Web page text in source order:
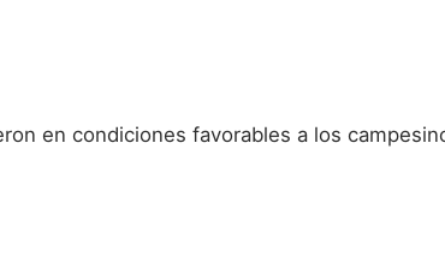
en condiciones favorables a los